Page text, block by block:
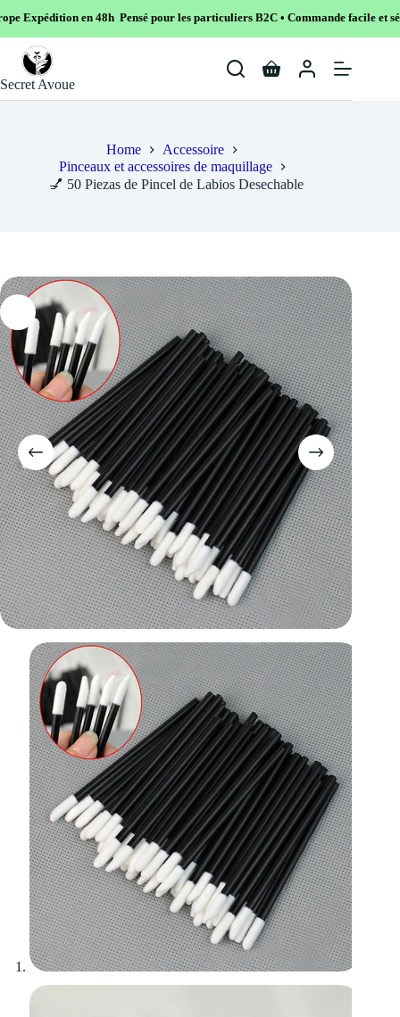
48h Pensé pour les particuliers B2C • Commande facile et sécurisé
content
Secret Avoue
Shopping
Home
Accessoire
Pinceaux et accessoires de maquillage
💅 50 Piezas de Pincel de Labios Desechable